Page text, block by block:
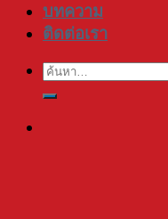
บทความ
ติดต่อเรา
ค้นหา: